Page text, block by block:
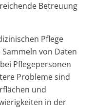
Betreuung
Pflege
von Daten
Pflegepersonen
Probleme sind
und
in der